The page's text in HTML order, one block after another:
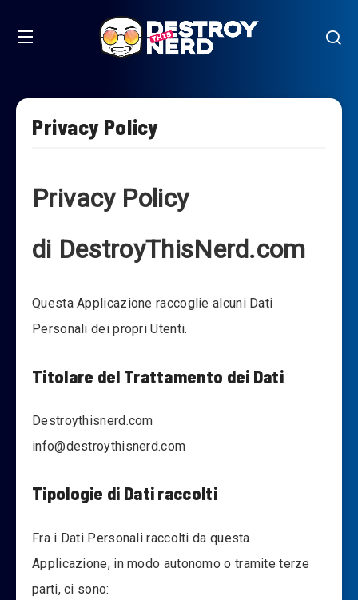
Privacy Policy
Privacy Policy
di DestroyThisNerd.com
Questa Applicazione raccoglie alcuni Dati
Personali dei propri Utenti.
Titolare del Trattamento dei Dati
Destroythisnerd.com
info@destroythisnerd.com
Tipologie di Dati raccolti
Fra i Dati Personali raccolti da questa
Applicazione, in modo autonomo o tramite terze
parti, ci sono: